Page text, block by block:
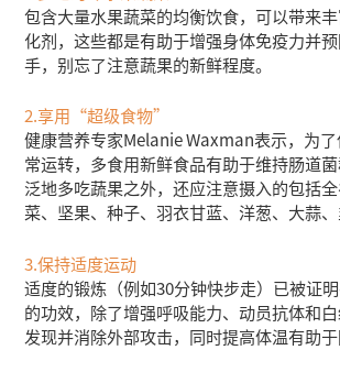
包含大量水果蔬菜的均衡饮食，可以带来
化剂，这些都是有助于增强身体免疫力并
手，别忘了注意蔬果的新鲜程度。
2.享用“超级食物”
健康营养专家Melanie Waxman表示，为
常运转，多食用新鲜食品有助于维持肠道
泛地多吃蔬果之外，还应注意摄入的包括
菜、坚果、种子、羽衣甘蓝、洋葱、大蒜、
3.保持适度运动
适度的锻炼（例如30分钟快步走）已被证
的功效，除了增强呼吸能力、动员抗体和白
发现并消除外部攻击，同时提高体温有助于